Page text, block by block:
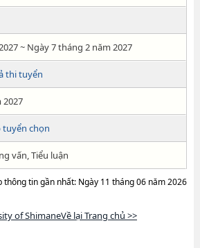
~ Ngày 7 tháng 2 năm 2027
thi tuyển
2027
tuyển chọn
vấn, Tiểu luận
thông tin gần nhất: Ngày 11 tháng 06 năm 2026
of ShimaneVề lại Trang chủ >>